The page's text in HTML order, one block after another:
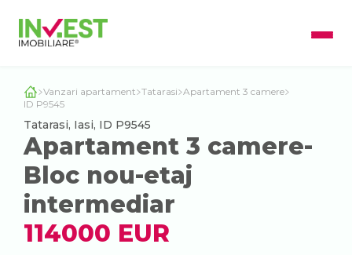
Vanzari apartament Tatarasi Apartament 3 camere
ID P9545
Tatarasi, Iasi, ID P9545
Apartament 3 camere-
Bloc nou-etaj
intermediar
114000 EUR